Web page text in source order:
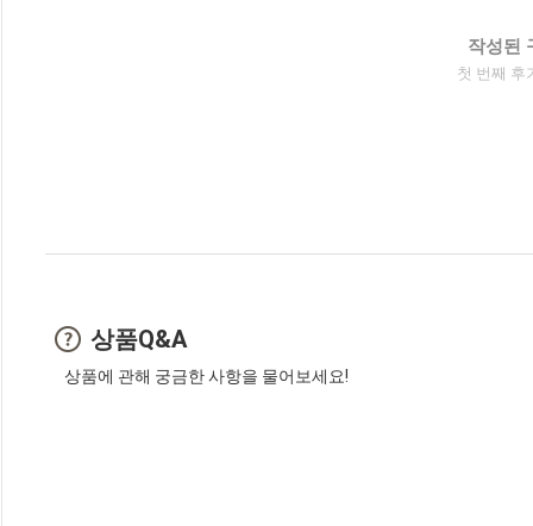
작성된
첫 번째 후
상품Q&A
상품에 관해 궁금한 사항을 물어보세요!